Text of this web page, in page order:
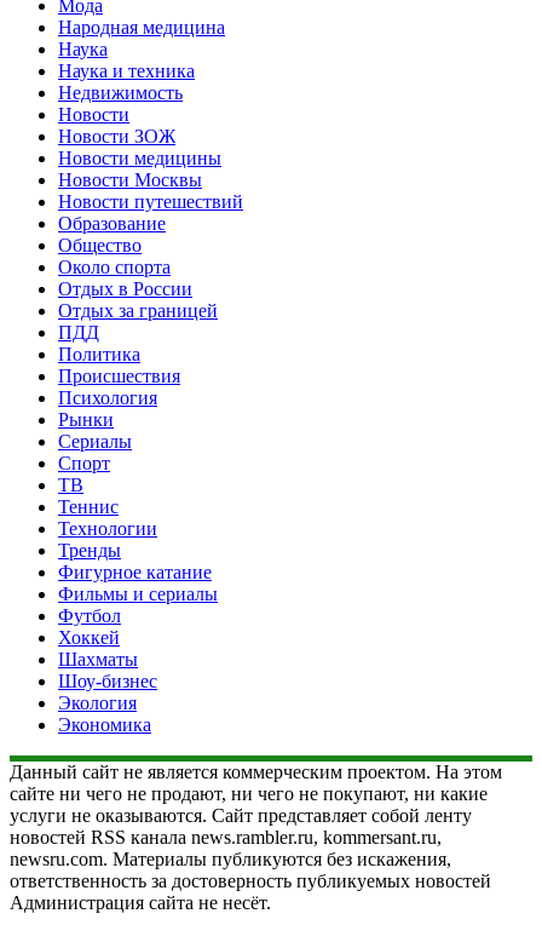
Мода
Народная медицина
Наука
Наука и техника
Недвижимость
Новости
Новости ЗОЖ
Новости медицины
Новости Москвы
Новости путешествий
Образование
Общество
Около спорта
Отдых в России
Отдых за границей
ПДД
Политика
Происшествия
Психология
Рынки
Сериалы
Спорт
ТВ
Теннис
Технологии
Тренды
Фигурное катание
Фильмы и сериалы
Футбол
Хоккей
Шахматы
Шоу-бизнес
Экология
Экономика
Данный сайт не является коммерческим проектом. На этом
сайте ни чего не продают, ни чего не покупают, ни какие
услуги не оказываются. Сайт представляет собой ленту
новостей RSS канала news.rambler.ru, kommersant.ru,
newsru.com. Материалы публикуются без искажения,
ответственность за достоверность публикуемых новостей
Администрация сайта не несёт.